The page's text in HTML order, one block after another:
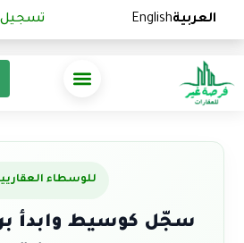
العربيةEnglish تسجيل العربيةEnglish تسجيل
للوسطاء
سجّل كوسيط وابدأ